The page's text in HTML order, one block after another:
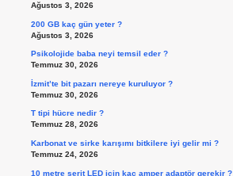
Ağustos 3, 2026
200 GB kaç gün yeter ?
Ağustos 3, 2026
Psikolojide baba neyi temsil eder ?
Temmuz 30, 2026
İzmit’te bit pazarı nereye kuruluyor ?
Temmuz 30, 2026
T tipi hücre nedir ?
Temmuz 28, 2026
Karbonat ve sirke karışımı bitkilere iyi gelir mi ?
Temmuz 24, 2026
10 metre şerit LED için kaç amper adaptör gerekir ?